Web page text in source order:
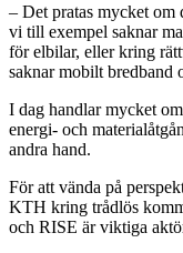
– Det pratas mycket om
vi till exempel saknar
för elbilar, eller kring
saknar mobilt bredband
I dag handlar mycket
energi- och
andra hand.
För att vända på
KTH kring trådlös
och RISE är viktiga